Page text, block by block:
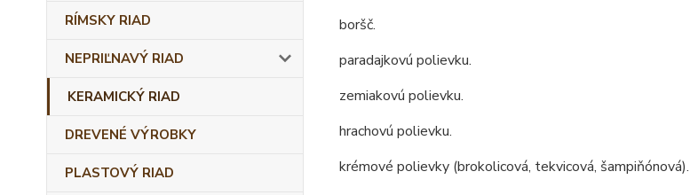
RÍMSKY RIAD
NEPRIĽNAVÝ RIAD
KERAMICKÝ RIAD
DREVENÉ VÝROBKY
PLASTOVÝ RIAD
boršč.
paradajkovú polievku.
zemiakovú polievku.
hrachovú polievku.
krémové polievky (brokolicová, tekvicová, šampiňónová).